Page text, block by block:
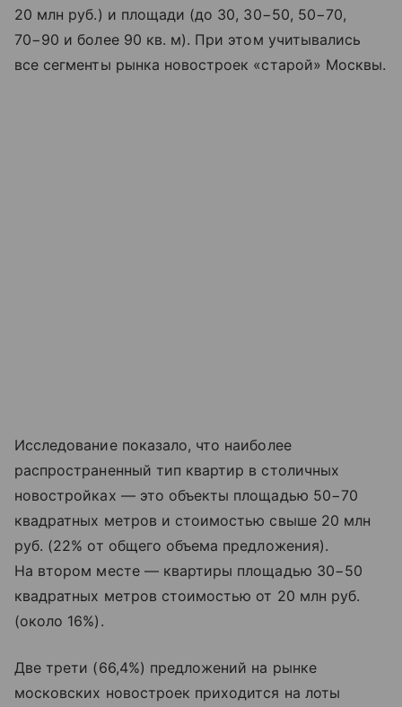
20 млн руб.) и площади (до 30, 30−50, 50−70,
70−90 и более 90 кв. м). При этом учитывались
все сегменты рынка новостроек «старой» Москвы.
Исследование показало, что наиболее
распространенный тип квартир в столичных
новостройках — это объекты площадью 50−70
квадратных метров и стоимостью свыше 20 млн
руб. (22% от общего объема предложения).
На втором месте — квартиры площадью 30−50
квадратных метров стоимостью от 20 млн руб.
(около 16%).
Две трети (66,4%) предложений на рынке
московских новостроек приходится на лоты